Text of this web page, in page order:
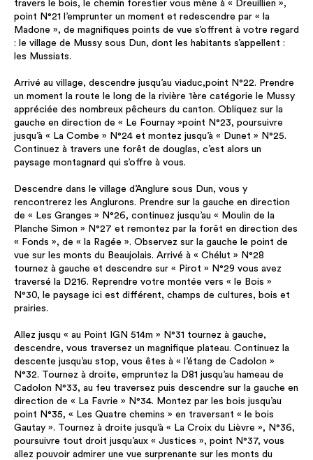
travers le bois, le chemin forestier vous mène à « Dreuillien »,
point N°21 l’emprunter un moment et redescendre par « la
Madone », de magnifiques points de vue s’offrent à votre regard
: le village de Mussy sous Dun, dont les habitants s’appellent :
les Mussiats.
Arrivé au village, descendre jusqu’au viaduc,point N°22. Prendre
un moment la route le long de la rivière 1ère catégorie le Mussy
appréciée des nombreux pêcheurs du canton. Obliquez sur la
gauche en direction de « Le Fournay »point N°23, poursuivre
jusqu’à « La Combe » N°24 et montez jusqu’à « Dunet » N°25.
Continuez à travers une forêt de douglas, c’est alors un
paysage montagnard qui s’offre à vous.
Descendre dans le village d’Anglure sous Dun, vous y
rencontrerez les Anglurons. Prendre sur la gauche en direction
de « Les Granges » N°26, continuez jusqu’au « Moulin de la
Planche Simon » N°27 et remontez par la forêt en direction des
« Fonds », de « la Ragée ». Observez sur la gauche le point de
vue sur les monts du Beaujolais. Arrivé à « Chélut » N°28
tournez à gauche et descendre sur « Pirot » N°29 vous avez
traversé la D216. Reprendre votre montée vers « le Bois »
N°30, le paysage ici est différent, champs de cultures, bois et
prairies.
Allez jusqu « au Point IGN 514m » N°31 tournez à gauche,
descendre, vous traversez un magnifique plateau. Continuez la
descente jusqu’au stop, vous êtes à « l’étang de Cadolon »
N°32. Tournez à droite, empruntez la D81 jusqu’au hameau de
Cadolon N°33, au feu traversez puis descendre sur la gauche en
direction de « La Favrie » N°34. Montez par les bois jusqu’au
point N°35, « Les Quatre chemins » en traversant « le bois
Gautay ». Tournez à droite jusqu’à « La Croix du Lièvre », N°36,
poursuivre tout droit jusqu’aux « Justices », point N°37, vous
allez pouvoir admirer une vue surprenante sur les monts du